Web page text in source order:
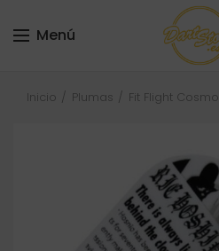
Menú
Inicio Plumas Fit Flight Cosmo